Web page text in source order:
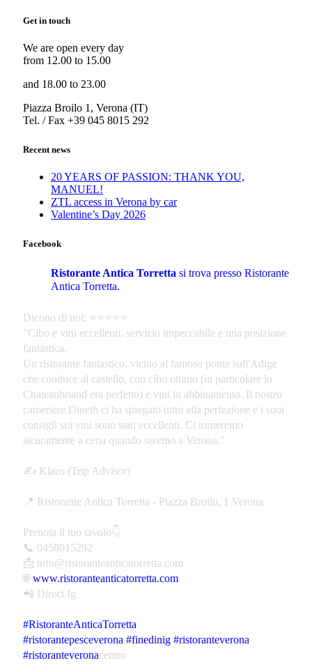
Get in touch
We are open every day
from 12.00 to 15.00
and 18.00 to 23.00
Piazza Broilo 1, Verona (IT)
Tel. / Fax +39 045 8015 292
Recent news
20 YEARS OF PASSION: THANK YOU,
MANUEL!
ZTL access in Verona by car
Valentine’s Day 2026
Facebook
Ristorante Antica Torretta si trova presso Ristorante
Antica Torretta.
Dicono di noi: ⭐️⭐️⭐️⭐️⭐️
"Cibo e vini eccellenti, servizio impeccabile e una posizione
fantastica.
Un ristorante fantastico, vicino al famoso ponte sull'Adige
che conduce al castello, con cibo ottimo (in particolare lo
Chateaubriand era perfetto) e vini in abbinamento. Il nostro
cameriere Dineth ci ha spiegato tutto alla perfezione e i suoi
consigli sui vini sono stati eccellenti. Ci torneremo
sicuramente a cena quando saremo a Verona."
✍️ Klaus (Trip Advisor)
📍 Ristorante Antica Torretta - Piazza Broilo, 1 Verona
Prenota il tuo tavolo👇
📞 0458015292
📩 info@ristoranteanticatorretta.com
🌐www.ristoranteanticatorretta.com
📲 Direct Ig
#RistoranteAnticaTorretta
#ristorantepesceverona #finedinig #ristoranteverona
#ristoranteveronacentro